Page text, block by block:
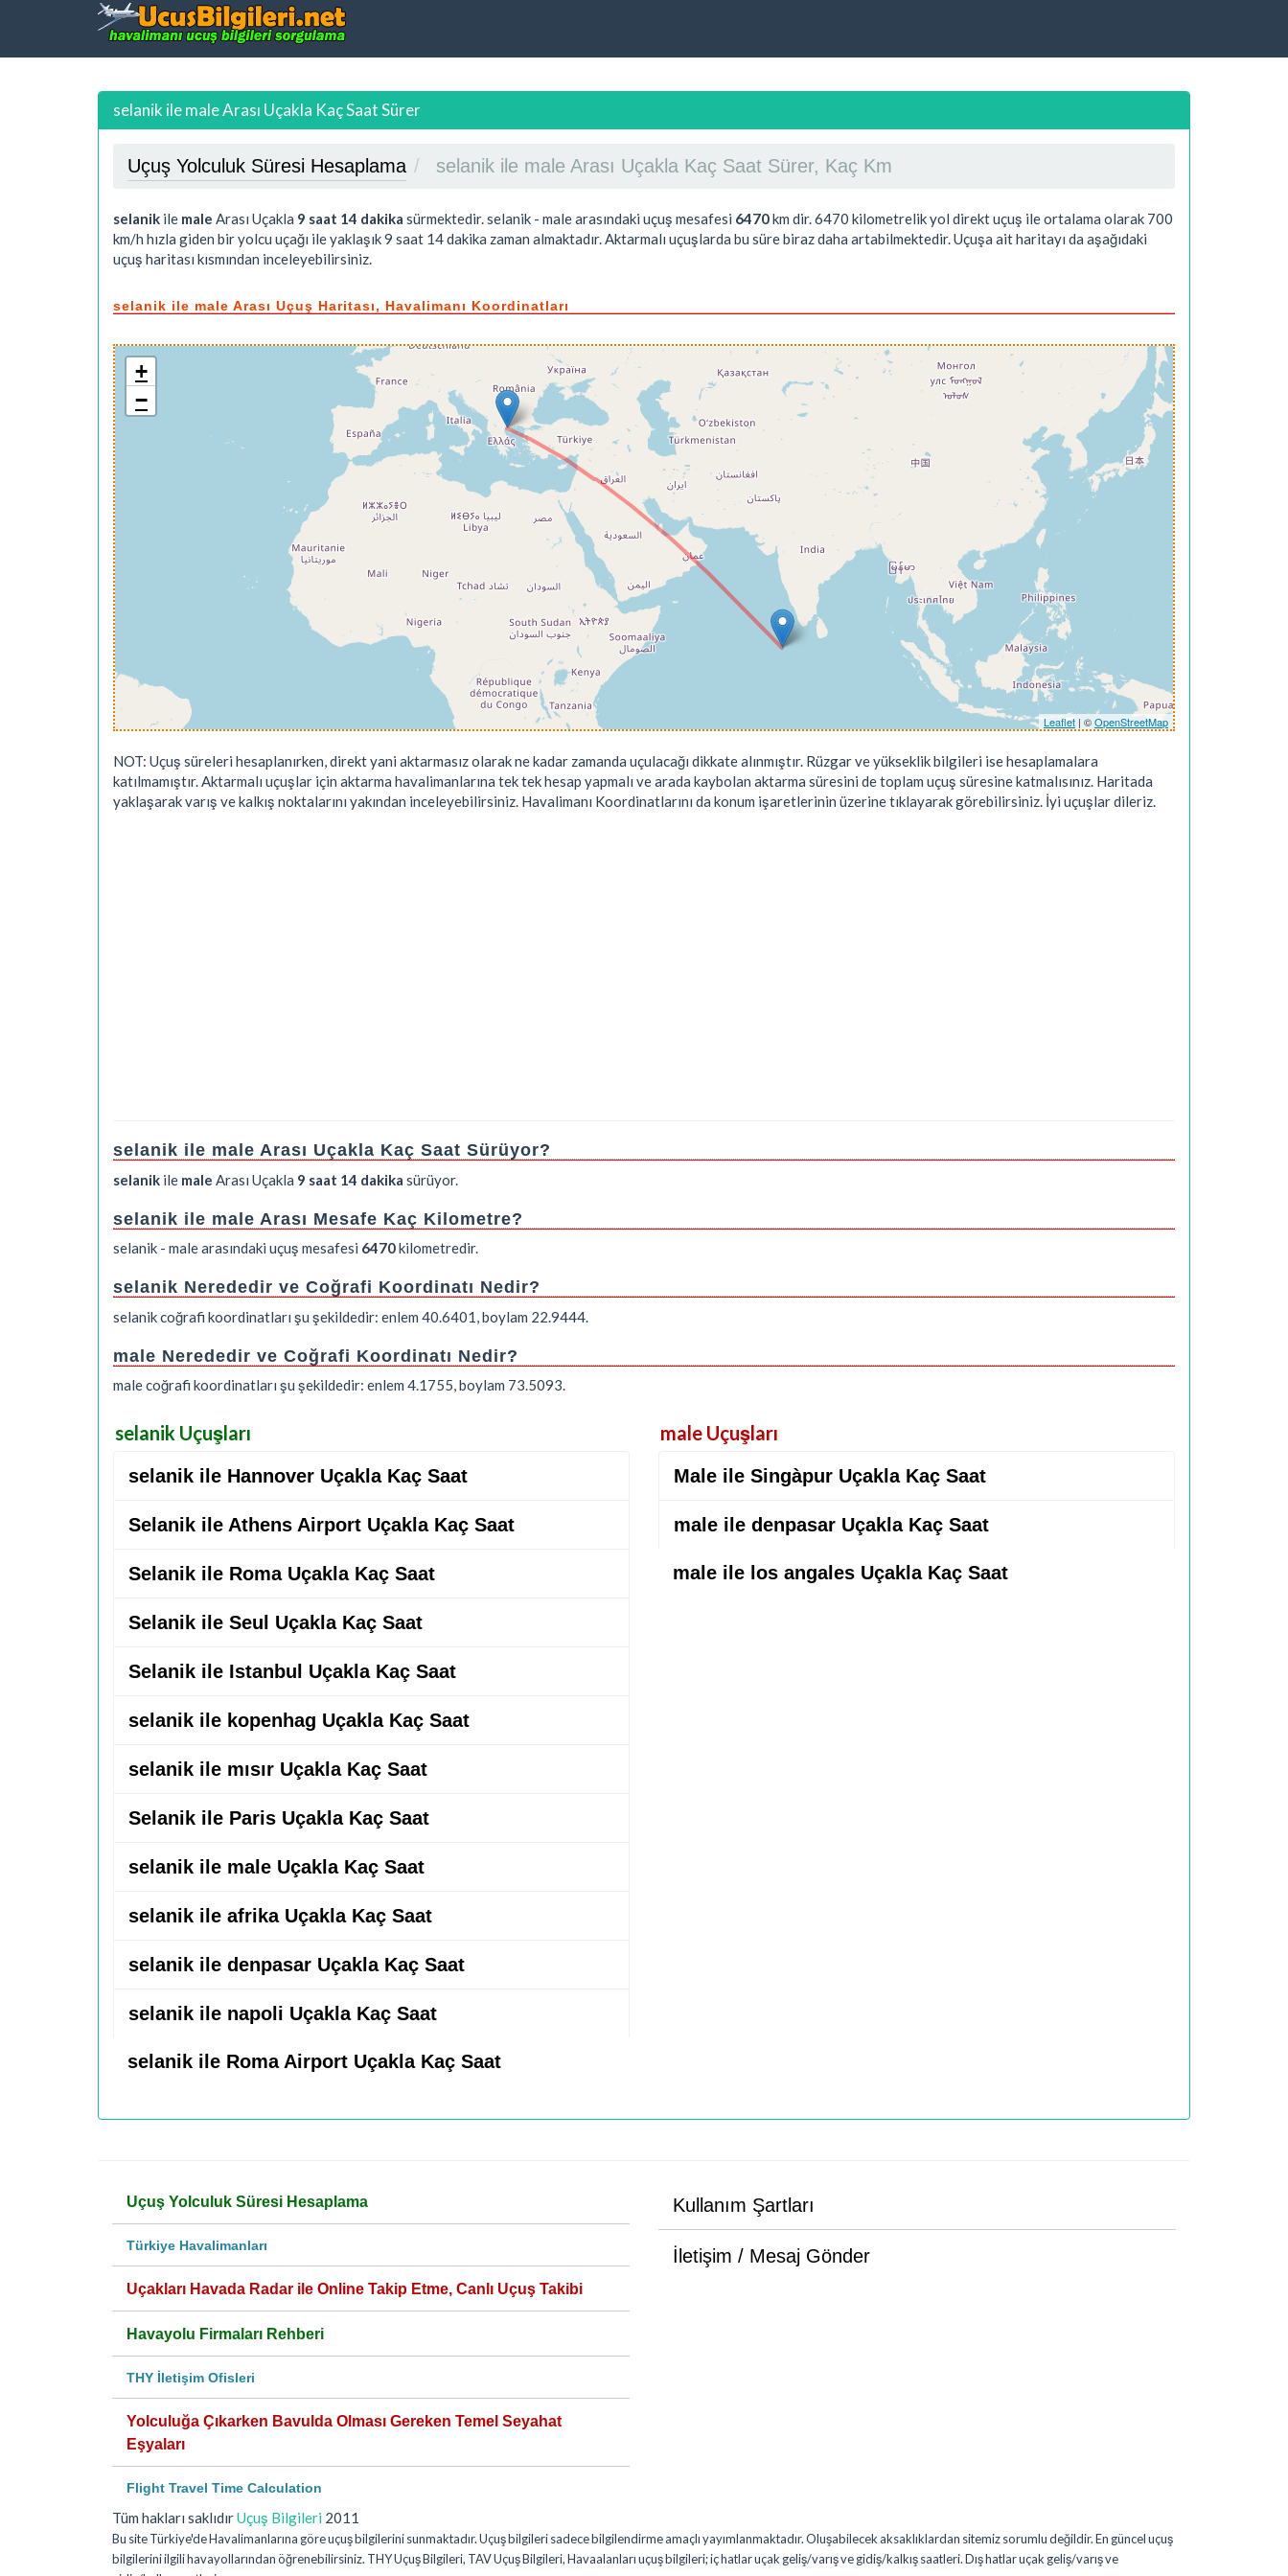
selanik ile male Arası Uçakla Kaç Saat Sürer
Uçuş Yolculuk Süresi Hesaplama selanik ile male Arası Uçakla Kaç Saat Sürer, Kaç Km
selanik ile male Arası Uçakla 9 saat 14 dakika sürmektedir. selanik - male arasındaki uçuş mesafesi 6470km dir. 6470 kilometrelik yol direkt uçuş ile ortalama olarak 700
km/h hızla giden bir yolcu uçağı ile yaklaşık9 saat 14 dakika zaman almaktadır. Aktarmalı uçuşlarda bu süre biraz daha artabilmektedir. Uçuşa ait haritayı da aşağıdaki
uçuş haritası kısmından inceleyebilirsiniz.
selanik ile male Arası Uçuş Haritası, Havalimanı Koordinatları
+
−
Leaflet | ©OpenStreetMap
NOT: Uçuş süreleri hesaplanırken, direkt yani aktarmasız olarak ne kadar zamanda uçulacağı dikkate alınmıştır. Rüzgar ve yükseklik bilgileri ise hesaplamalara
katılmamıştır. Aktarmalı uçuşlar için aktarma havalimanlarına tek tek hesap yapmalı ve arada kaybolan aktarma süresini de toplam uçuş süresine katmalısınız. Haritada
yaklaşarak varış ve kalkış noktalarını yakından inceleyebilirsiniz. Havalimanı Koordinatlarını da konum işaretlerinin üzerine tıklayarak görebilirsiniz. İyi uçuşlar dileriz.
selanik ile male Arası Uçakla Kaç Saat Sürüyor?
selanik ile male Arası Uçakla 9 saat 14 dakika sürüyor.
selanik ile male Arası Mesafe Kaç Kilometre?
selanik - male arasındaki uçuş mesafesi 6470kilometredir.
selanik Nerededir ve Coğrafi Koordinatı Nedir?
selanik coğrafi koordinatları şu şekildedir: enlem 40.6401, boylam 22.9444.
male Nerededir ve Coğrafi Koordinatı Nedir?
male coğrafi koordinatları şu şekildedir: enlem 4.1755, boylam 73.5093.
selanik Uçuşları
selanik ile Hannover Uçakla Kaç Saat
Selanik ile Athens Airport Uçakla Kaç Saat
Selanik ile Roma Uçakla Kaç Saat
Selanik ile Seul Uçakla Kaç Saat
Selanik ile Istanbul Uçakla Kaç Saat
selanik ile kopenhag Uçakla Kaç Saat
selanik ile mısır Uçakla Kaç Saat
Selanik ile Paris Uçakla Kaç Saat
selanik ile male Uçakla Kaç Saat
selanik ile afrika Uçakla Kaç Saat
selanik ile denpasar Uçakla Kaç Saat
selanik ile napoli Uçakla Kaç Saat
selanik ile Roma Airport Uçakla Kaç Saat
male Uçuşları
Male ile Singàpur Uçakla Kaç Saat
male ile denpasar Uçakla Kaç Saat
male ile los angales Uçakla Kaç Saat
Uçuş Yolculuk Süresi Hesaplama
Türkiye Havalimanları
Uçakları Havada Radar ile Online Takip Etme, Canlı Uçuş Takibi
Havayolu Firmaları Rehberi
THY İletişim Ofisleri
Yolculuğa Çıkarken Bavulda Olması Gereken Temel Seyahat
Eşyaları
Flight Travel Time Calculation
Kullanım Şartları
İletişim / Mesaj Gönder
Tüm hakları saklıdırUçuş Bilgileri 2011
Bu site Türkiye'de Havalimanlarına göre uçuş bilgilerini sunmaktadır. Uçuş bilgileri sadece bilgilendirme amaçlı yayımlanmaktadır. Oluşabilecek aksaklıklardan sitemiz sorumlu değildir. En güncel uçuş
bilgilerini ilgili havayollarından öğrenebilirsiniz. THY Uçuş Bilgileri, TAV Uçuş Bilgileri, Havaalanları uçuş bilgileri; iç hatlar uçak geliş/varış ve gidiş/kalkış saatleri. Dış hatlar uçak geliş/varış ve